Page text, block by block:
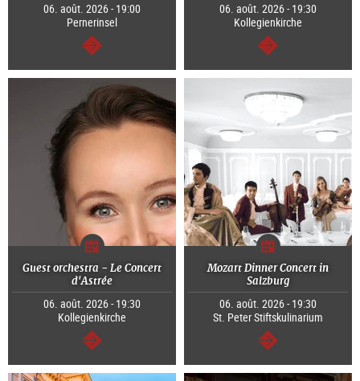
06. août. 2026 - 19:00
Pernerinsel
Continuer
06. août. 2026 - 19:30
Kollegienkirche
Continuer
Guest orchestra - Le Concert
d'Astrée
06. août. 2026 - 19:30
Kollegienkirche
Continuer
Mozart Dinner Concert in
Salzburg
06. août. 2026 - 19:30
St. Peter Stiftskulinarium
Continuer